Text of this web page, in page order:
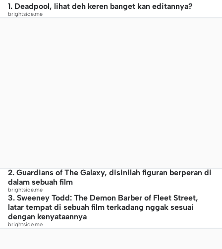
1. Deadpool, lihat deh keren banget kan editannya?
brightside.me
2. Guardians of The Galaxy, disinilah figuran berperan di
dalam sebuah film
brightside.me
3. Sweeney Todd: The Demon Barber of Fleet Street,
latar tempat di sebuah film terkadang nggak sesuai
dengan kenyataannya
brightside.me